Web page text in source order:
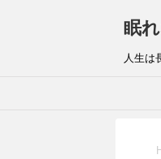
眠
人生は